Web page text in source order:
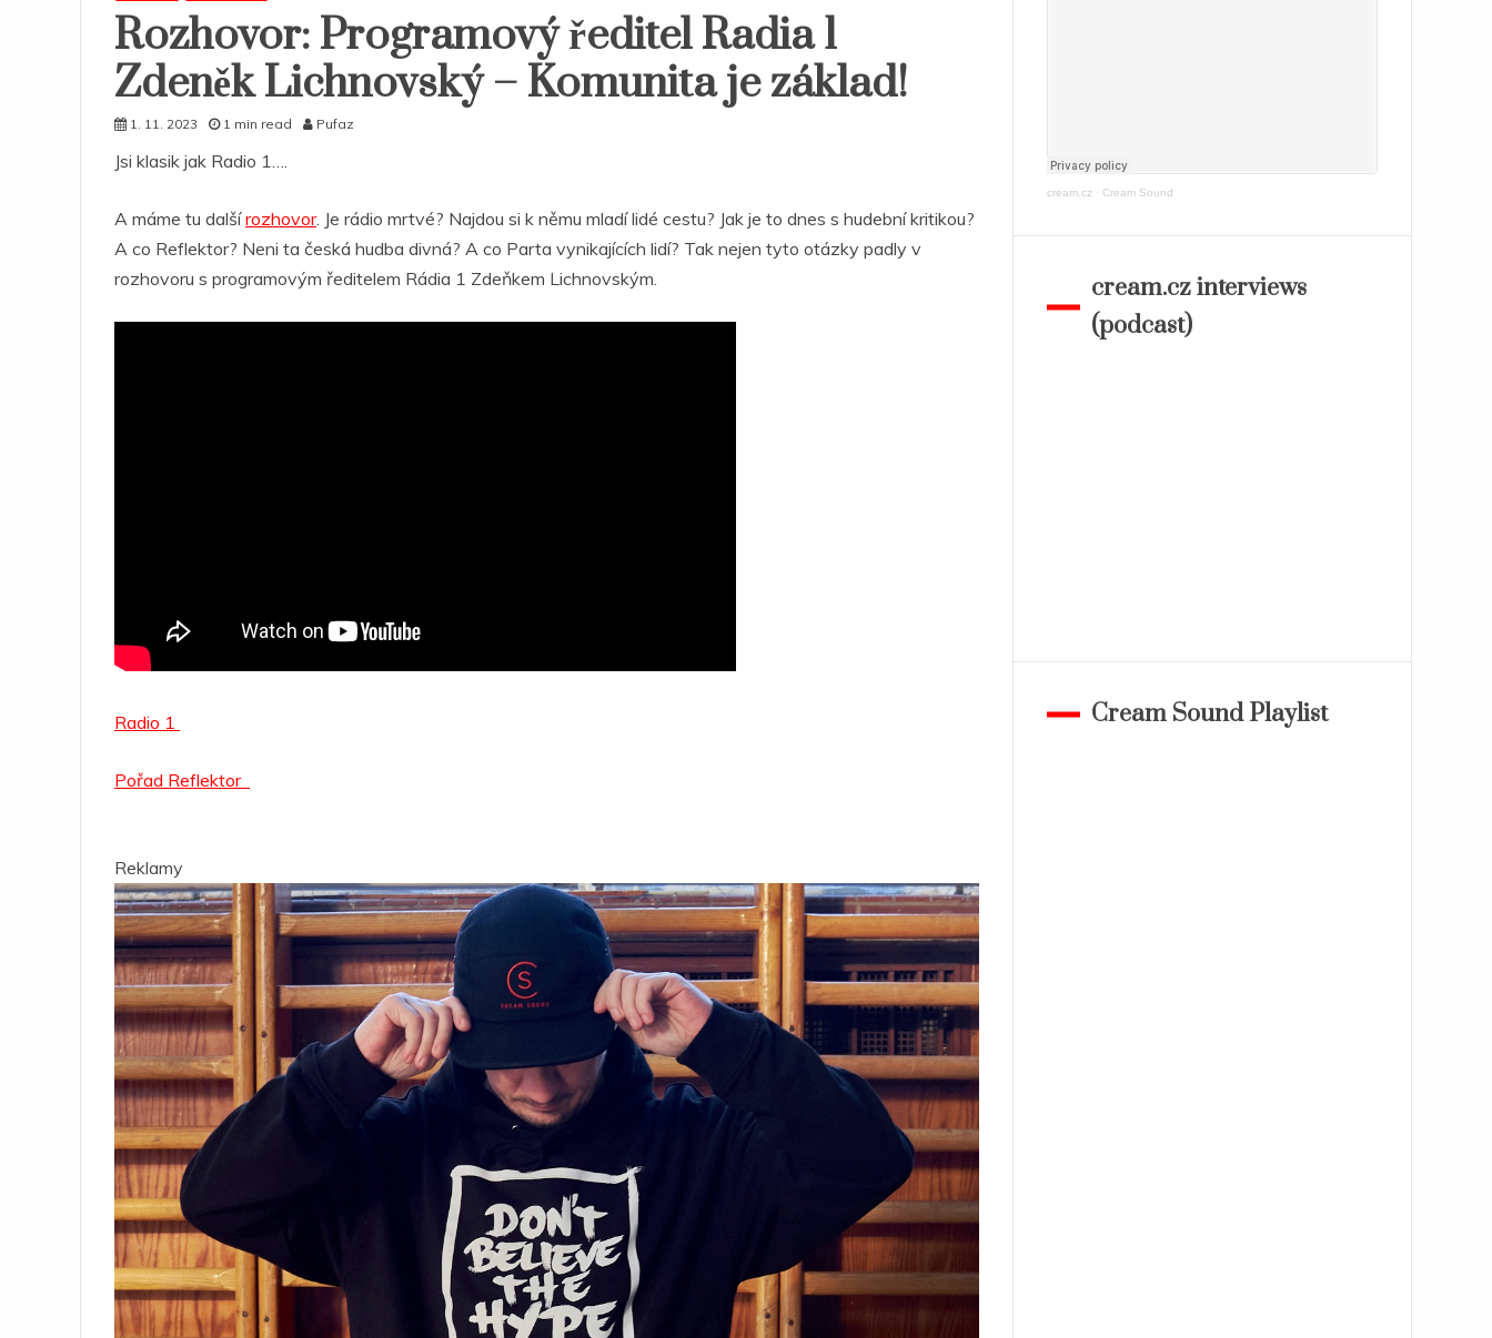
Rozhovor: Programový ředitel Radia 1
Zdeněk Lichnovský – Komunita je základ!
1. 11. 2023 1 min read Pufaz
Jsi klasik jak Radio 1….
A máme tu dalšírozhovor. Je rádio mrtvé? Najdou si k němu mladí lidé cestu? Jak je to dnes s hudební kritikou?
A co Reflektor? Neni ta česká hudba divná? A co Parta vynikajících lidí? Tak nejen tyto otázky padly v
rozhovoru s programovým ředitelem Rádia 1 Zdeňkem Lichnovským.
Radio 1
Pořad Reflektor
Reklamy
cream.cz · Cream Sound
cream.cz interviews
(podcast)
Cream Sound Playlist